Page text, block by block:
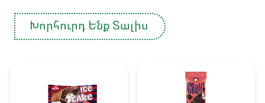
Խորհուրդ Ենք Տալիս